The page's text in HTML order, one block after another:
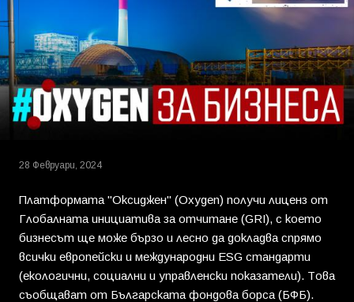
28 Февруари, 2024
Платформата "Оксиджен" (Oxygen) получи лиценз от
Глобалната инициатива за отчитане (GRI), с което
бизнесът ще може бързо и лесно да докладва спрямо
всички европейски и международни ESG стандарти
(екологични, социални и управленски показатели). Това
съобщават от Българската фондова борса (БФБ).